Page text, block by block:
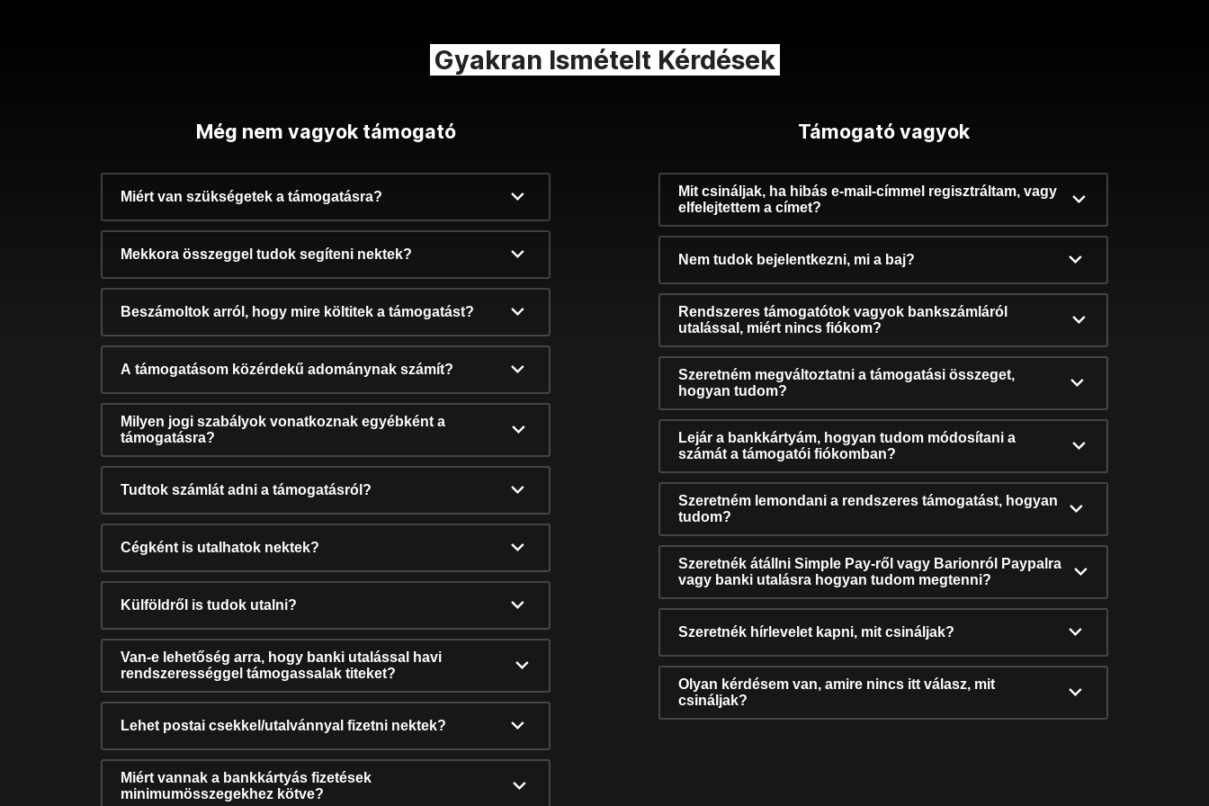
Gyakran Ismételt Kérdések
Még nem vagyok támogató
Miért van szükségetek a támogatásra?
Mekkora összeggel tudok segíteni nektek?
Beszámoltok arról, hogy mire költitek a támogatást?
A támogatásom közérdekű adománynak számít?
Milyen jogi szabályok vonatkoznak egyébként a
támogatásra?
Tudtok számlát adni a támogatásról?
Cégként is utalhatok nektek?
Külföldről is tudok utalni?
Van-e lehetőség arra, hogy banki utalással havi
rendszerességgel támogassalak titeket?
Lehet postai csekkel/utalvánnyal fizetni nektek?
Miért vannak a bankkártyás fizetések
minimumösszegekhez kötve?
Támogató vagyok
Mit csináljak, ha hibás e-mail-címmel regisztráltam, vagy
elfelejtettem a címet?
Nem tudok bejelentkezni, mi a baj?
Rendszeres támogatótok vagyok bankszámláról
utalással, miért nincs fiókom?
Szeretném megváltoztatni a támogatási összeget,
hogyan tudom?
Lejár a bankkártyám, hogyan tudom módosítani a
számát a támogatói fiókomban?
Szeretném lemondani a rendszeres támogatást, hogyan
tudom?
Szeretnék átállni Simple Pay-ről vagy Barionról Paypalra
vagy banki utalásra hogyan tudom megtenni?
Szeretnék hírlevelet kapni, mit csináljak?
Olyan kérdésem van, amire nincs itt válasz, mit
csináljak?